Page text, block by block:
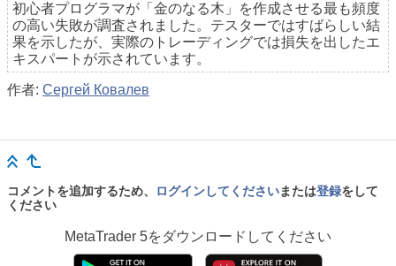
初心者プログラマが「金のなる木」を作成させる最も頻度
の高い失敗が調査されました。テスターではすばらしい結
果を示したが、実際のトレーディングでは損失を出したエ
キスパートが示されています。
作者: Сергей Ковалев
コメントを追加するため、 ログインしてくださいまたは登録をして
ください
MetaTrader 5をダウンロードしてください